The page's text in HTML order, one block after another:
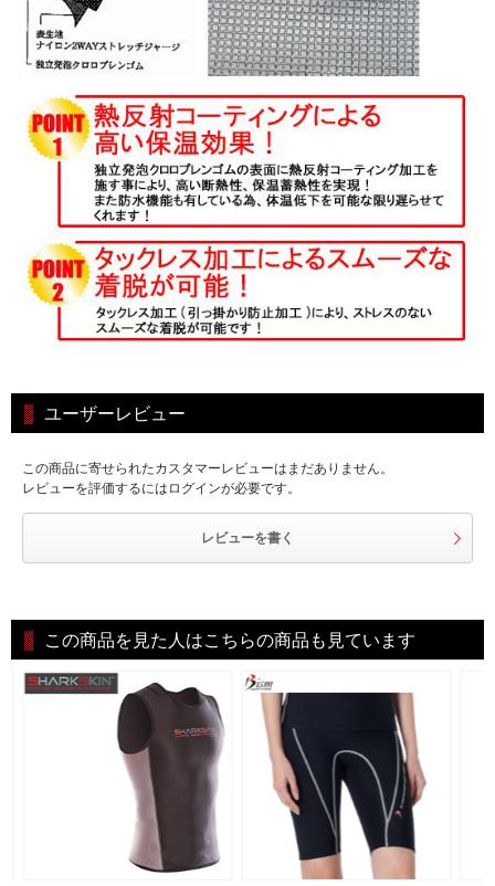
ユーザーレビュー
この商品に寄せられたカスタマーレビューはまだありません。
レビューを評価するにはログインが必要です。
レビューを書く
この商品を見た人はこちらの商品も見ています